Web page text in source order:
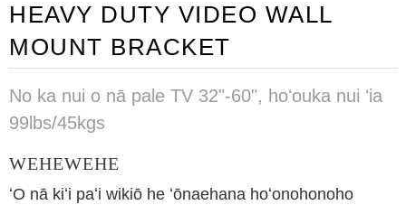
HEAVY DUTY VIDEO WALL
MOUNT BRACKET
No ka nui o nā pale TV 32"-60", hoʻouka nui ʻia
99lbs/45kgs
WEHEWEHE
ʻO nā kiʻi paʻi wikiō he ʻōnaehana hoʻonohonoho